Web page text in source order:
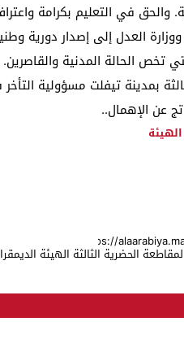
في التعليم بكرامة
العدل إلى إصدار دورية
تخص الحالة المدنية والقاصرين.
بمدينة تيفلت مسؤولية
عن الإهمال..
الحضرية الثالثة الهيئة